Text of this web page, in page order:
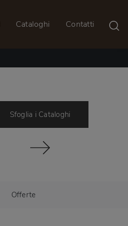
Cataloghi Contatti
Sfoglia i Cataloghi
Offerte